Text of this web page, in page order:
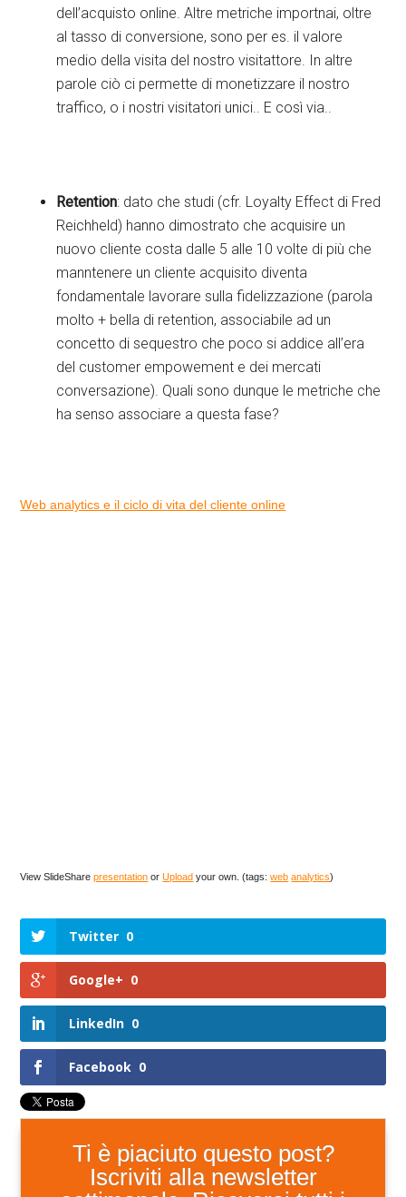
dell’acquisto online. Altre metriche importnai, oltre
al tasso di conversione, sono per es. il valore
medio della visita del nostro visitattore. In altre
parole ciò ci permette di monetizzare il nostro
traffico, o i nostri visitatori unici.. E così via..
Retention: dato che studi (cfr. Loyalty Effect di Fred
Reichheld) hanno dimostrato che acquisire un
nuovo cliente costa dalle 5 alle 10 volte di più che
manntenere un cliente acquisito diventa
fondamentale lavorare sulla fidelizzazione (parola
molto + bella di retention, associabile ad un
concetto di sequestro che poco si addice all’era
del customer empowement e dei mercati
conversazione). Quali sono dunque le metriche che
ha senso associare a questa fase?
Web analytics e il ciclo di vita del cliente online
View SlideSharepresentation orUpload your own. (tags:web analytics)
Twitter 0
Google+ 0
LinkedIn 0
Facebook 0
Ti è piaciuto questo post?
Iscriviti alla newsletter